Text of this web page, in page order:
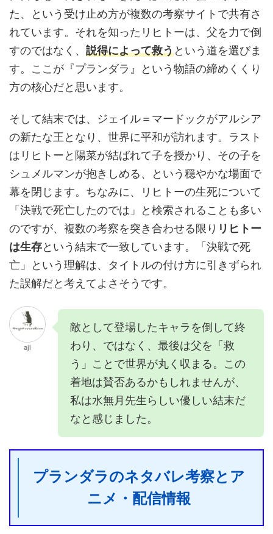
た、という受け止め方が複数の考察サイトで共有さ
れています。それを知ったリヒトーは、父を力で倒
すのではなく、 説得によって救うという道を選びま
す。ここが『プランダラ』という物語の締めくくり
方の核心だと思います。
そして結末では、ジェイル＝マードックがアルシア
の新たな王となり、世界に平和が訪れます。ラスト
はリヒトーと陽菜が結ばれて子を授かり、その子を
シュメルマンが抱きしめる、という穏やかな場面で
幕を閉じます。ちなみに、リヒトーの生死について
「決戦で死亡したのでは」と検索されることも多い
のですが、複数の考察を突き合わせる限り リヒトー
は生存という結末で一致しています。「決戦で死
亡」という理解は、タイトルの付け方に引きずられ
た誤解だと考えてよさそうです。
aji
敵として登場したキャラを倒して終
わり、ではなく、最後は父を「救
う」ことで世界が丸く収まる。この
着地は賛否あるかもしれませんが、
私は水無月先生らしい優しい結末だ
なと感じました。
プランダラのネタバレ考察とア
ニメ・配信情報